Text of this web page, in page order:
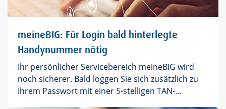
Sehschärfe.
meineBIG: Für Login bald hinterlegte
Handynummer nötig
Ihr persönlicher Servicebereich meineBIG wird
noch sicherer. Bald loggen Sie sich zusätzlich zu
Ihrem Passwort mit einer 5-stelligen TAN-